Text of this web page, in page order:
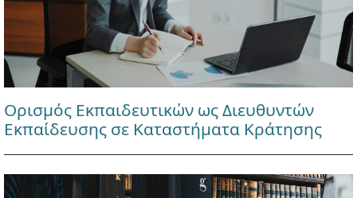
Ορισμός Εκπαιδευτικών ως Διευθυντών
Εκπαίδευσης σε Καταστήματα Κράτησης